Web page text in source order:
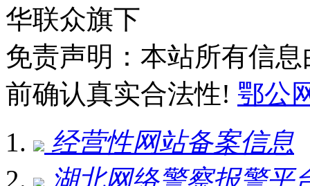
华联众旗下
免责声明：本站所有信
前确认真实合法性! 鄂公
经营性网站备案信息
湖北网络警察报警平